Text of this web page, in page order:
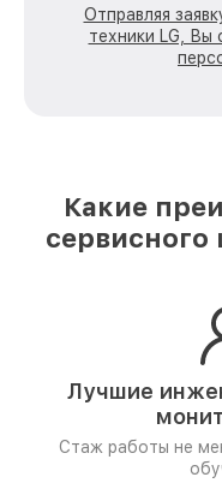
Отправляя
техники LG, Вы
Какие
сервисного
Лучшие
Стаж работы не